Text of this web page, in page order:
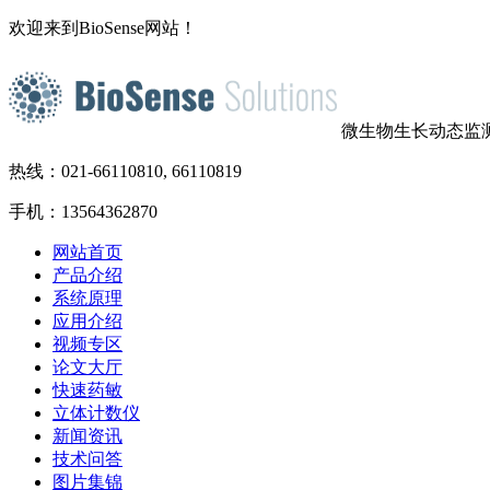
欢迎来到BioSense网站！
微生物生长动态监
热线：021-66110810, 66110819
手机：13564362870
网站首页
产品介绍
系统原理
应用介绍
视频专区
论文大厅
快速药敏
立体计数仪
新闻资讯
技术问答
图片集锦